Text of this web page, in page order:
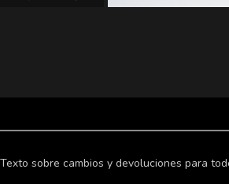
Texto sobre cambios y devoluciones para